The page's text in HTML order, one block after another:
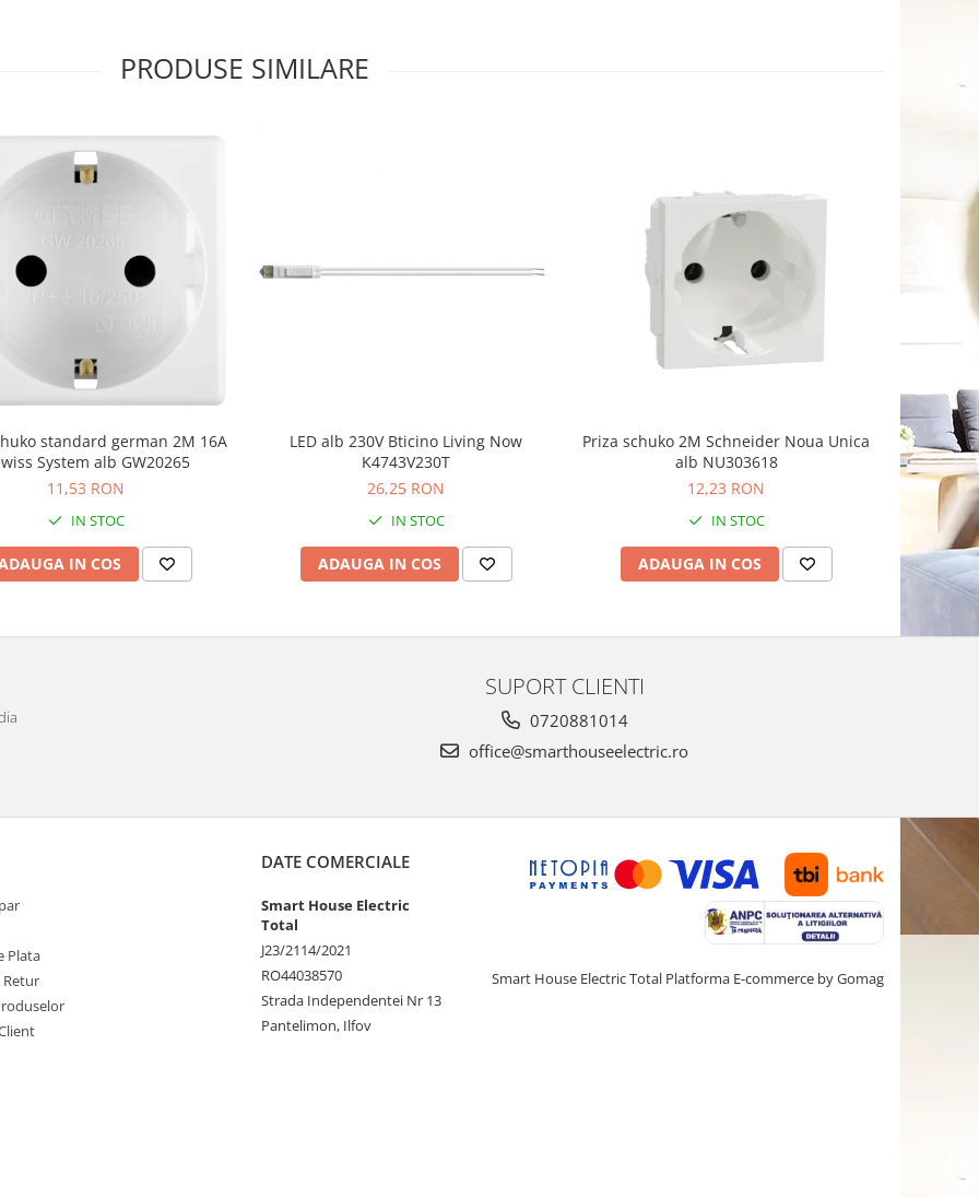
PRODUSE SIMILARE
standard german 2M 16A
System alb GW20265
11,53 RON
IN STOC
IN COS
LED alb 230V Bticino Living Now
K4743V230T
26,25 RON
IN STOC
ADAUGA IN COS
Priza schuko 2M Schneider Noua Unica
alb NU303618
12,23 RON
IN STOC
ADAUGA IN COS
Priza
SUPORT CLIENTI
0720881014
office@smarthouseelectric.ro
Plata
Retur
DATE COMERCIALE
Smart House Electric
Total
J23/2114/2021
RO44038570
Strada Independentei Nr 13
Pantelimon, Ilfov
Smart House Electric Total Platforma E-commerce by Gomag